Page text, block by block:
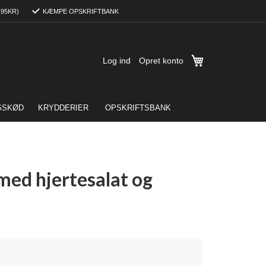
KÆMPE OPSKRIFTBANK
Log ind Opret konto
KRYDDERIER OPSKRIFTSBANK
hjertesalat og